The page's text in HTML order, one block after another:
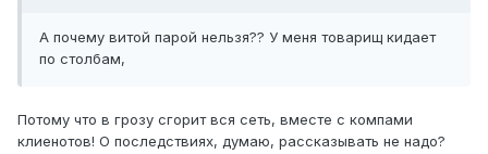
А почему витой парой нельзя?? У меня товарищ кидает
по столбам,
Потому что в грозу сгорит вся сеть, вместе с компами
клиенотов! О последствиях, думаю, рассказывать не надо?